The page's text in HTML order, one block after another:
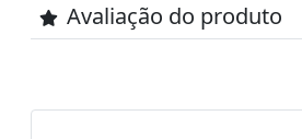
Avaliação do produto